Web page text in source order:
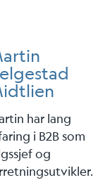
har lang
i B2B som
og